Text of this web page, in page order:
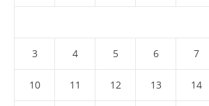
3 4 5 6 7
10 11 12 13 14